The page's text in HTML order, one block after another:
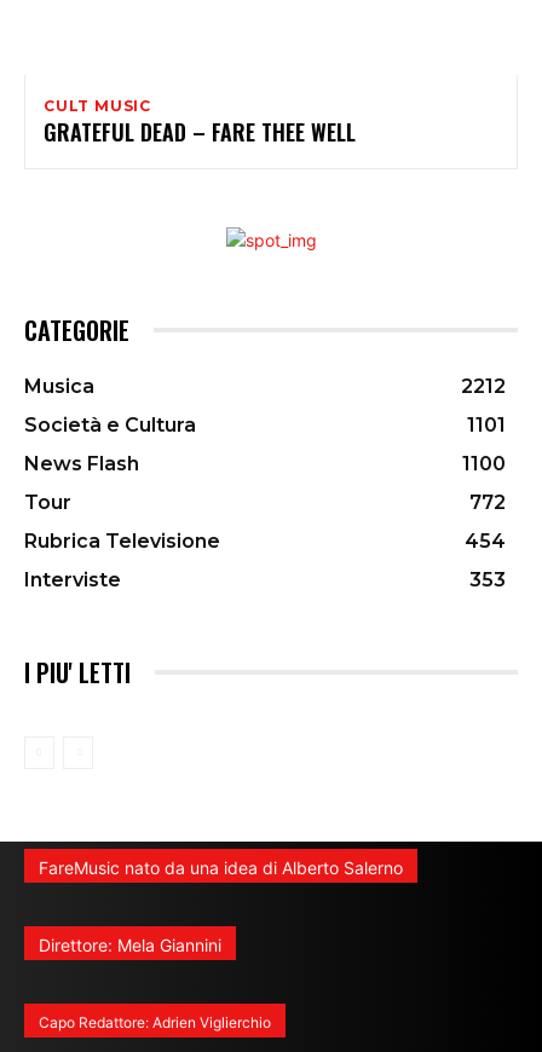
CULT MUSIC
GRATEFUL DEAD – FARE THEE WELL
CATEGORIE
Musica
2212
Società e Cultura
1101
News Flash
1100
Tour
772
Rubrica Televisione
454
Interviste
353
I PIU' LETTI
FareMusic nato da una idea di Alberto Salerno
Direttore: Mela Giannini
Capo Redattore: Adrien Viglierchio